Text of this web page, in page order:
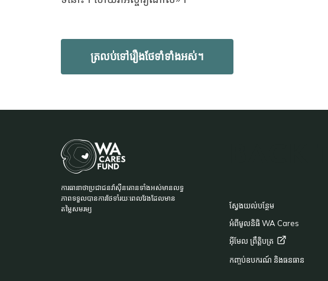
ត្រលប់ទៅរឿងថែទាំទាំងអស់។
ការធានាថាប្រជាជនវ៉ាស៊ីនតោនទាំងអស់មានលទ្ធ
ភាពទទួលបានការថែទាំរយៈពេលវែងដែលមាន
តម្លៃសមរម្យ
FOOTER
ស្វែងយល់បន្ថែម
អំពីមូលនិធិ WA Cares
អ៊ីមែល ព្រឹត្តិបត្រ
កញ្ចប់ឧបករណ៍ និងធនធាន